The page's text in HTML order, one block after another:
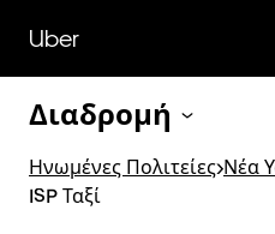
κύριο
περιεχόμενο
Uber
Διαδρομή
Ηνωμένες Πολιτείες>Νέα
ISP Ταξί